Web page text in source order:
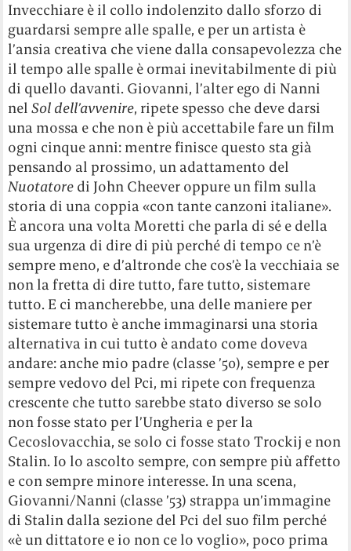
Invecchiare è il collo indolenzito dallo sforzo di
guardarsi sempre alle spalle, e per un artista è
l’ansia creativa che viene dalla consapevolezza che
il tempo alle spalle è ormai inevitabilmente di più
di quello davanti. Giovanni, l’alter ego di Nanni
nelSol dell’avvenire, ripete spesso che deve darsi
una mossa e che non è più accettabile fare un film
ogni cinque anni: mentre finisce questo sta già
pensando al prossimo, un adattamento del
Nuotatore di John Cheever oppure un film sulla
storia di una coppia «con tante canzoni italiane».
È ancora una volta Moretti che parla di sé e della
sua urgenza di dire di più perché di tempo ce n’è
sempre meno, e d’altronde che cos’è la vecchiaia se
non la fretta di dire tutto, fare tutto, sistemare
tutto. E ci mancherebbe, una delle maniere per
sistemare tutto è anche immaginarsi una storia
alternativa in cui tutto è andato come doveva
andare: anche mio padre (classe ’50), sempre e per
sempre vedovo del Pci, mi ripete con frequenza
crescente che tutto sarebbe stato diverso se solo
non fosse stato per l’Ungheria e per la
Cecoslovacchia, se solo ci fosse stato Trockij e non
Stalin. Io lo ascolto sempre, con sempre più affetto
e con sempre minore interesse. In una scena,
Giovanni/Nanni (classe ’53) strappa un’immagine
di Stalin dalla sezione del Pci del suo film perché
«è un dittatore e io non ce lo voglio», poco prima